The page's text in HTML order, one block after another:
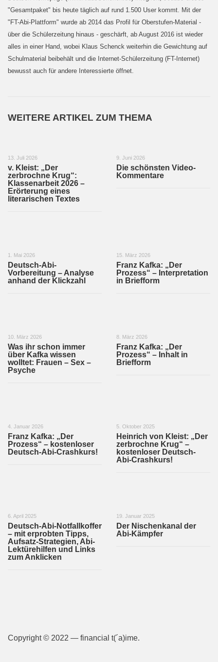
"Gesamtpaket" bis heute täglich auf rund 1.500 User kommt. Mit der
"FT-Abi-Plattform" wurde ab 2014 das Profil für Oberstufen-Material -
über die Schülerzeitung hinaus - geschärft, ab August 2016 ist wieder
alles in einer Hand, wobei Klaus Schenck weiterhin die Gewichtung auf
Schulmaterial beibehält und die Internet-Schülerzeitung (FT-Internet)
bewusst auch für andere Interessierte öffnet.
WEITERE ARTIKEL ZUM THEMA
13. Juli 2026
v. Kleist: „Der
zerbrochne Krug“:
Klassenarbeit 2026 –
Erörterung eines
literarischen Textes
9. Juni 2026
Die schönsten Video-
Kommentare
1. Mai 2026
Deutsch-Abi-
Vorbereitung – Analyse
anhand der Klickzahl
15. März 2026
Franz Kafka: „Der
Prozess“ – Interpretation
in Briefform
10. März 2026
Was ihr schon immer
über Kafka wissen
wolltet: Frauen – Sex –
Psyche
8. März 2026
Franz Kafka: „Der
Prozess“ – Inhalt in
Briefform
4. Januar 2026
Franz Kafka: „Der
Prozess“ – kostenloser
Deutsch-Abi-Crashkurs!
5. Oktober 2025
Heinrich von Kleist: „Der
zerbrochne Krug“ –
kostenloser Deutsch-
Abi-Crashkurs!
6. April 2025
Deutsch-Abi-Notfallkoffer
– mit erprobten Tipps,
Aufsatz-Strategien, Abi-
Lektürehilfen und Links
zum Anklicken
19. Januar 2025
Der Nischenkanal der
Abi-Kämpfer
Copyright © 2022 — financial t(´a)ime.